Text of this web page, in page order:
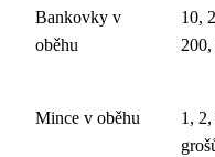
Bankovky v
oběhu
10,
200,
Mince v oběhu
1,